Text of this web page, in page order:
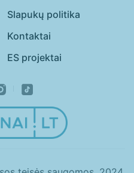
Slapukų politika
Kontaktai
ES projektai